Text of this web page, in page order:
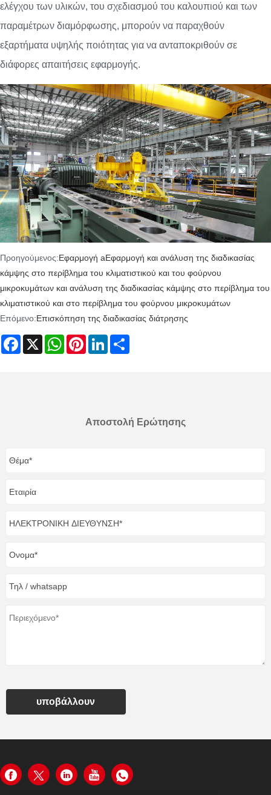
ελέγχου των υλικών, του σχεδιασμού του καλουπιού και των
παραμέτρων διαμόρφωσης, μπορούν να παραχθούν
εξαρτήματα υψηλής ποιότητας για να ανταποκριθούν σε
διάφορες απαιτήσεις εφαρμογής.
Προηγούμενος:Εφαρμογή aΕφαρμογή και ανάλυση της διαδικασίας
κάμψης στο περίβλημα του κλιματιστικού και του φούρνου
μικροκυμάτων και ανάλυση της διαδικασίας κάμψης στο περίβλημα του
κλιματιστικού και στο περίβλημα του φούρνου μικροκυμάτων
Επόμενο:Επισκόπηση της διαδικασίας διάτρησης
Facebook
X WhatsAppPinterestLinkedIn
Αποστολή Ερώτησης
υποβάλλουν